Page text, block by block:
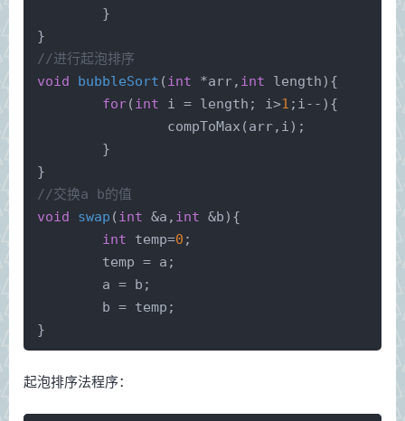
	}
}
//进行起泡排序
void
bubbleSort (int *arr, int length) {
for(int i = length; i>1 ;i--){
compToMax (arr,i);
	}
}
//交换a b的值
void
swap (int &a, int &b) {
int temp=0 ;
	temp = a;
	a = b;
	b = temp;
}
起泡排序法程序：